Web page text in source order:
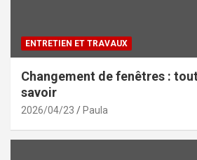
ENTRETIEN ET TRAVAUX
Changement de fenêtres :
savoir
2026/04/23 Paula